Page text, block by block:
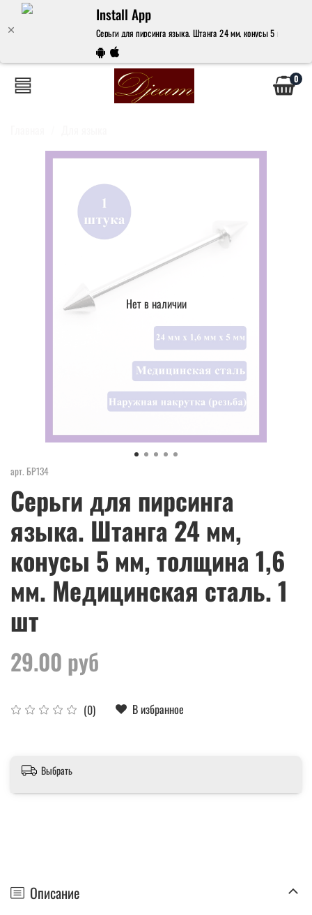
Install App
Серьги для пирсинга языка. Штанга 24 мм, конусы 5 мм,
0
Нет в наличии
арт. БР134
Серьги для пирсинга
языка. Штанга 24 мм,
конусы 5 мм, толщина 1,6
мм. Медицинская сталь. 1
шт
(0) В избранное
29.00 руб
Выбрать
Описание